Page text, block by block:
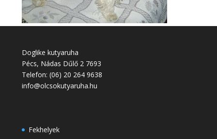
Doglike kutyaruha
Pécs, Nádas Dűlő 2 7693
Telefon: (06) 20 264 9638
info@olcsokutyaruha.hu
Fekhelyek